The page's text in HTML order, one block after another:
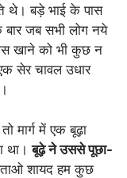
थे। बड़े भाई के पास
बार जब सभी लोग नये
खाने को भी कुछ न
सेर चावल उधार
मार्ग में एक बूढ़ा
था।बूढ़े ने उससे पूछा-
शायद हम कुछ